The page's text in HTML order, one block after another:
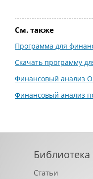
См. также
Программа для
Скачать программу
Финансовый анализ
Финансовый анализ
Библиотека
Статьи